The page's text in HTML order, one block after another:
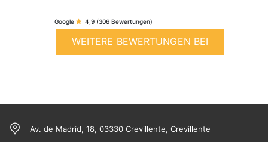
Google 4,9 (306 Bewertungen)
WEITERE BEWERTUNGEN BEI
Av. de Madrid, 18, 03330 Crevillente, Crevillente